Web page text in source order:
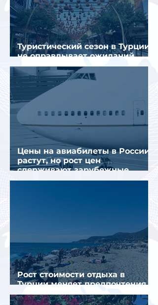
Туристический сезон в Турции
не оправдывает ожиданий
отрасли
Цены на авиабилеты в России
растут, но рост цен
сдерживают зарубежные
конкуренты
Рост стоимости отдыха в
Турции меняет предпочтения
туристов